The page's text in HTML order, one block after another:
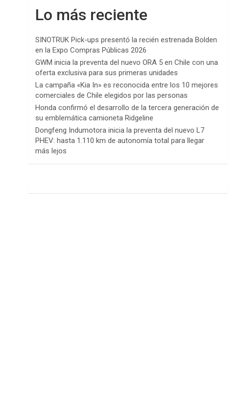
Lo más reciente
SINOTRUK Pick-ups presentó la recién estrenada Bolden
en la Expo Compras Públicas 2026
GWM inicia la preventa del nuevo ORA 5 en Chile con una
oferta exclusiva para sus primeras unidades
La campaña «Kia In» es reconocida entre los 10 mejores
comerciales de Chile elegidos por las personas
Honda confirmó el desarrollo de la tercera generación de
su emblemática camioneta Ridgeline
Dongfeng Indumotora inicia la preventa del nuevo L7
PHEV: hasta 1.110 km de autonomía total para llegar
más lejos